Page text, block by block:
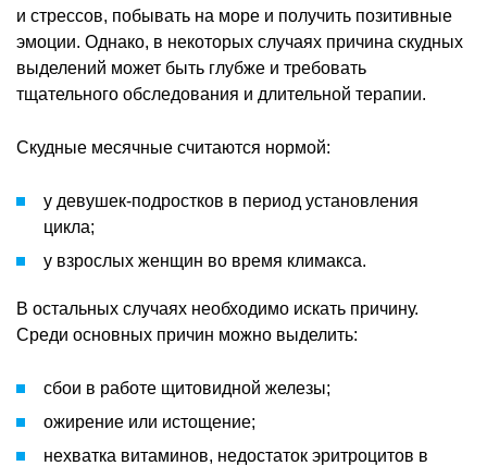
и стрессов, побывать на море и получить позитивные
эмоции. Однако, в некоторых случаях причина скудных
выделений может быть глубже и требовать
тщательного обследования и длительной терапии.
Скудные месячные считаются нормой:
у девушек-подростков в период установления
цикла;
у взрослых женщин во время климакса.
В остальных случаях необходимо искать причину.
Среди основных причин можно выделить:
сбои в работе щитовидной железы;
ожирение или истощение;
нехватка витаминов, недостаток эритроцитов в